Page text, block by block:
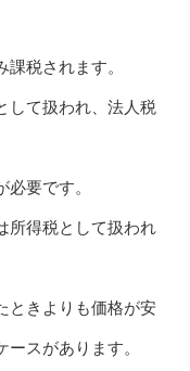
税されます。
して扱われ、法人税
要です。
所得税として扱われ
ときよりも価格が安
スがあります。